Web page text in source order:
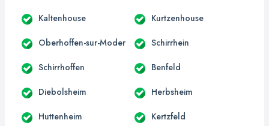
Kaltenhouse Kurtzenhouse
Oberhoffen-sur-Moder Schirrhein
Schirrhoffen Benfeld
Diebolsheim Herbsheim
Huttenheim Kertzfeld